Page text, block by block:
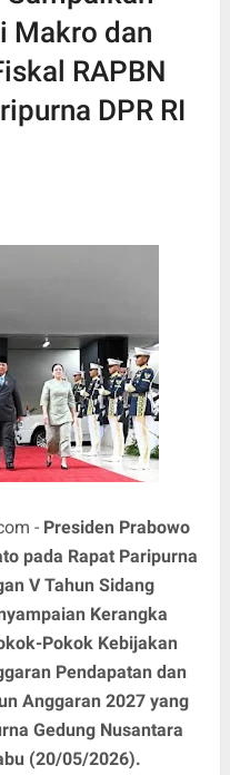
Makro dan
RAPBN
DPR RI
- Presiden Prabowo
pada Rapat Paripurna
V Tahun Sidang
Kerangka
Pokok Kebijakan
Pendapatan dan
Anggaran 2027 yang
Gedung Nusantara
(20/05/2026).